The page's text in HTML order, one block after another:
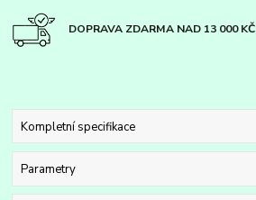
DOPRAVA ZDARMA NAD 13 000 KČ
Kompletní specifikace
Parametry